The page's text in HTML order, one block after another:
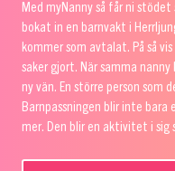
Med myNanny så får ni
bokat in en barnvakt i
kommer som avtalat. På så
saker gjort. När samma
ny vän. En större person som
Barnpassningen blir inte
mer. Den blir en aktivitet i sig